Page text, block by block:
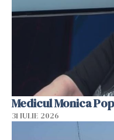
Medicul Monica
31 IULIE 2026